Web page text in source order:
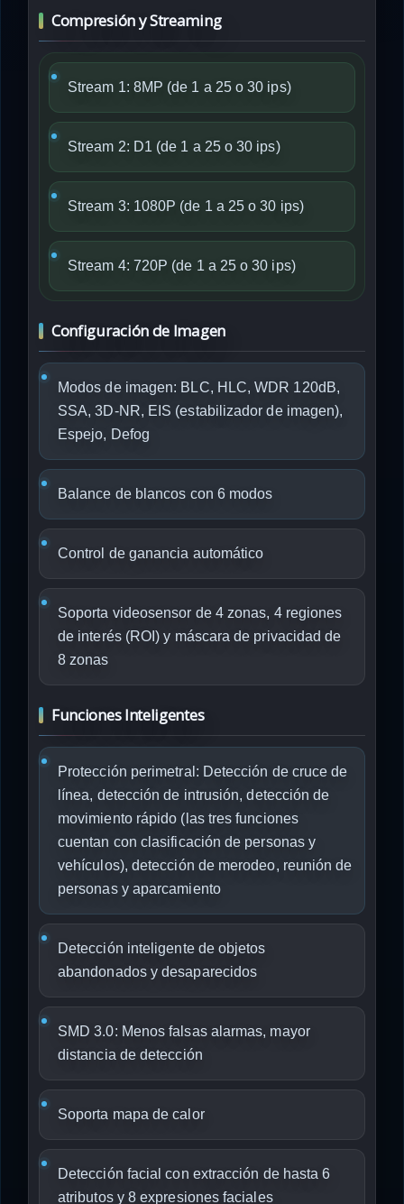
Compresión y Streaming
Stream 1: 8MP (de 1 a 25 o 30 ips)
Stream 2: D1 (de 1 a 25 o 30 ips)
Stream 3: 1080P (de 1 a 25 o 30 ips)
Stream 4: 720P (de 1 a 25 o 30 ips)
Configuración de Imagen
Modos de imagen: BLC, HLC, WDR 120dB,
SSA, 3D-NR, EIS (estabilizador de imagen),
Espejo, Defog
Balance de blancos con 6 modos
Control de ganancia automático
Soporta videosensor de 4 zonas, 4 regiones
de interés (ROI) y máscara de privacidad de
8 zonas
Funciones Inteligentes
Protección perimetral: Detección de cruce de
línea, detección de intrusión, detección de
movimiento rápido (las tres funciones
cuentan con clasificación de personas y
vehículos), detección de merodeo, reunión de
personas y aparcamiento
Detección inteligente de objetos
abandonados y desaparecidos
SMD 3.0: Menos falsas alarmas, mayor
distancia de detección
Soporta mapa de calor
Detección facial con extracción de hasta 6
atributos y 8 expresiones faciales